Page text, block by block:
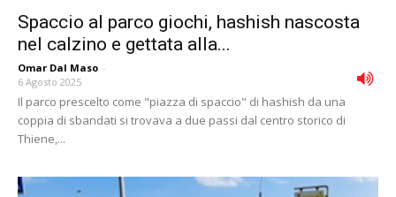
Spaccio al parco giochi, hashish nascosta
nel calzino e gettata alla...
Omar Dal Maso -
6 Agosto 2025
Il parco prescelto come "piazza di spaccio" di hashish da una
coppia di sbandati si trovava a due passi dal centro storico di
Thiene,...